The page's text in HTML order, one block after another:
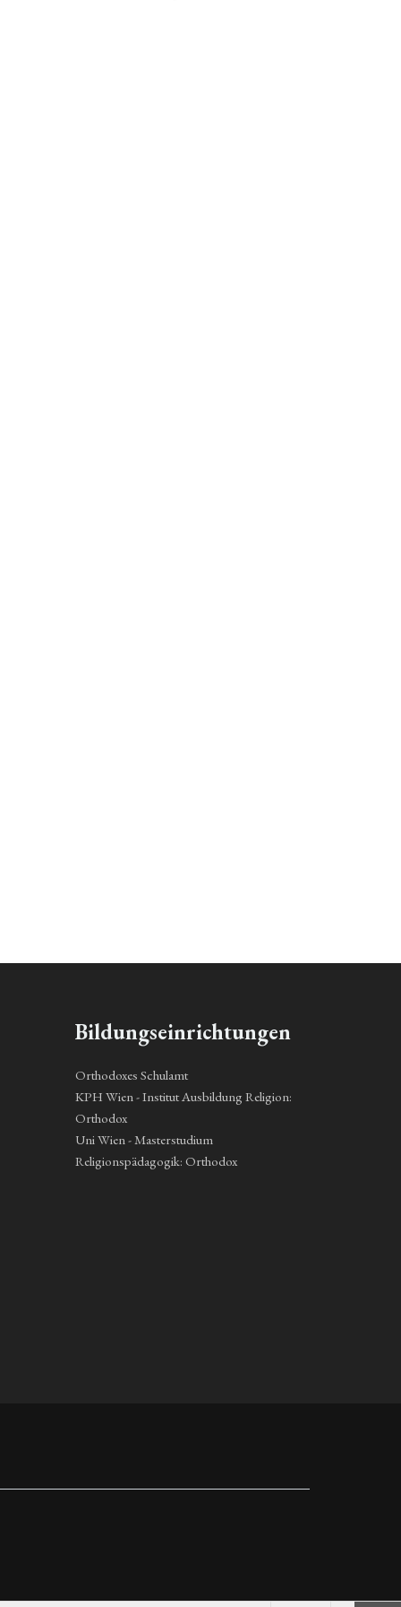
Bildungseinrichtungen
Orthodoxes Schulamt
KPH Wien - Institut Ausbildung Religion:
Orthodox
Uni Wien - Masterstudium
Religionspädagogik: Orthodox